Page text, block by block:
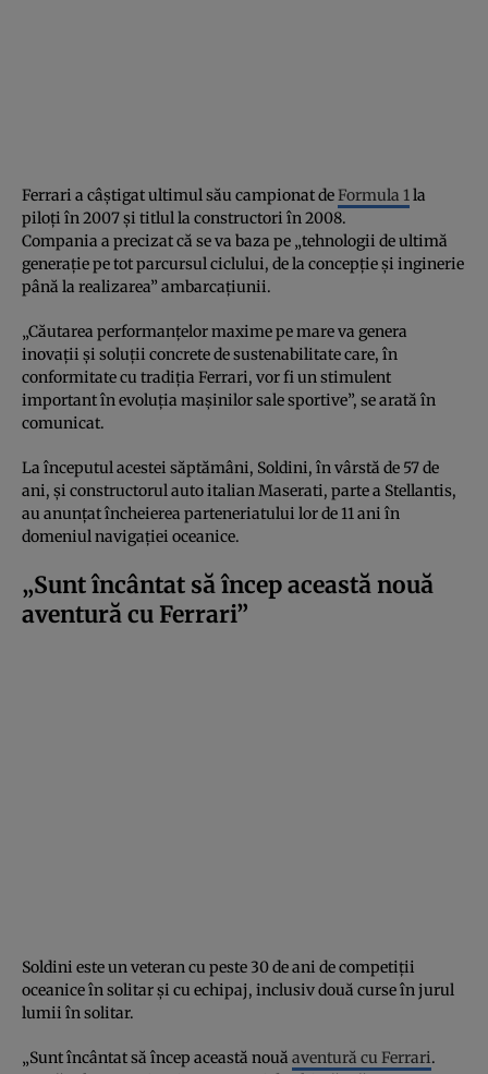
Ferrari a câștigat ultimul său campionat deFormula 1la
piloți în 2007 și titlul la constructori în 2008.
Compania a precizat că se va baza pe „tehnologii de ultimă
generație pe tot parcursul ciclului, de la concepție și inginerie
până la realizarea” ambarcațiunii.
„Căutarea performanțelor maxime pe mare va genera
inovații și soluții concrete de sustenabilitate care, în
conformitate cu tradiția Ferrari, vor fi un stimulent
important în evoluția mașinilor sale sportive”, se arată în
comunicat.
La începutul acestei săptămâni, Soldini, în vârstă de 57 de
ani, și constructorul auto italian Maserati, parte a Stellantis,
au anunțat încheierea parteneriatului lor de 11 ani în
domeniul navigației oceanice.
„Sunt încântat să încep această nouă
aventură cu Ferrari”
Soldini este un veteran cu peste 30 de ani de competiții
oceanice în solitar și cu echipaj, inclusiv două curse în jurul
lumii în solitar.
„Sunt încântat să încep această nouă aventură cu Ferrari.